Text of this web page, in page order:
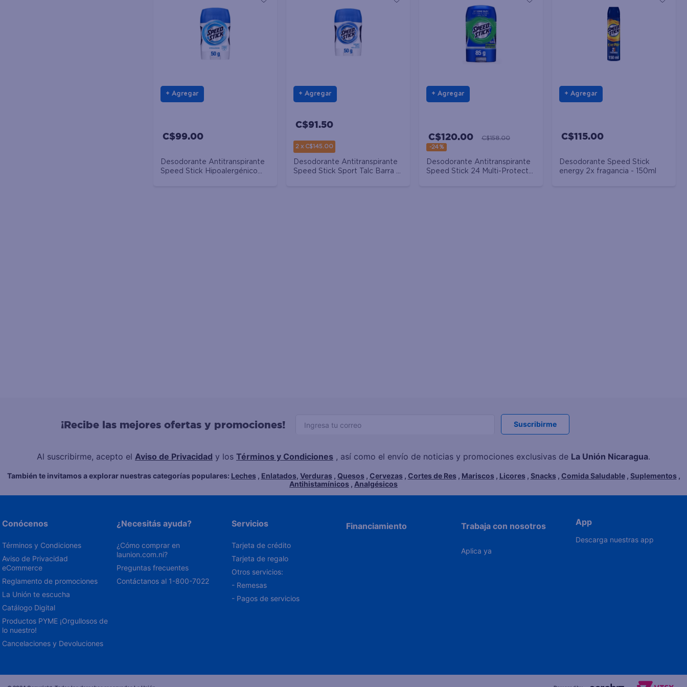
Agregar
C$99.00
Desodorante Antitranspirante
Speed Stick Hipoalergénico
Agregar
C$91.50
2 x C$145.00
Desodorante Antitranspirante
Speed Stick Sport Talc Barra -
Agregar
C$158.00
C$120.00
-24 %
Desodorante Antitranspirante
Speed Stick 24 Multi-Protect
Agregar
C$115.00
Desodorante Speed Stick
energy 2x fragancia - 150ml
¡Recibe las mejores ofertas y promociones! Suscribirme
Al suscribirme, acepto el Aviso de Privacidad y los Términos y Condiciones , así como el envío de noticias y promociones exclusivas de La Unión Nicaragua.
También te invitamos a explorar nuestras categorías populares: Leches, Enlatados, Verduras, Quesos, Cervezas, Cortes de Res, Mariscos, Licores, Snacks, Comida Saludable, Suplementos,
Antihistamínicos , Analgésicos
Conócenos
Términos y Condiciones
Aviso de Privacidad
eCommerce
Reglamento de promociones
La Unión te escucha
Catálogo Digital
Productos PYME ¡Orgullosos de
lo nuestro!
Cancelaciones y Devoluciones
¿Necesitás ayuda?
¿Cómo comprar en
launion.com.ni?
Preguntas frecuentes
Contáctanos al 1-800-7022
Servicios
Tarjeta de crédito
Tarjeta de regalo
Otros servicios:
- Remesas
- Pagos de servicios
Financiamiento Trabaja con nosotros
Aplica ya
App
Descarga nuestras app